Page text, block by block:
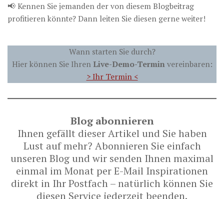
📢 Kennen Sie jemanden der von diesem Blogbeitrag
profitieren könnte? Dann leiten Sie diesen gerne weiter!
Wann starten Sie durch?
Hier können Sie Ihren Live-Demo-Terminvereinbaren:
> Ihr Termin <
Blog abonnieren
Ihnen gefällt dieser Artikel und Sie haben
Lust auf mehr? Abonnieren Sie einfach
unseren Blog und wir senden Ihnen maximal
einmal im Monat per E-Mail Inspirationen
direkt in Ihr Postfach – natürlich können Sie
diesen Service jederzeit beenden.